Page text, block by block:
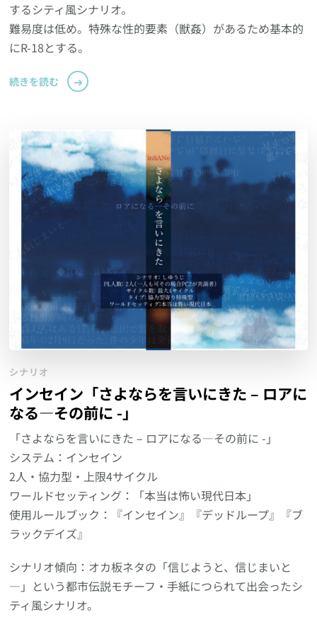
するシティ風シナリオ。
難易度は低め。特殊な性的要素（獣姦）があるため基本的
にR-18とする。
続きを読む
シナリオ
インセイン「さよならを言いにきた – ロアに
なる―その前に -」
「さよならを言いにきた – ロアになる―その前に -」
システム：インセイン
2人・協力型・上限4サイクル
ワールドセッティング：「本当は怖い現代日本」
使用ルールブック：『インセイン』『デッドループ』『ブ
ラックデイズ』
シナリオ傾向：オカ板ネタの「信じようと、信じまいと
―」という都市伝説モチーフ・手紙につられて出会ったシ
ティ風シナリオ。